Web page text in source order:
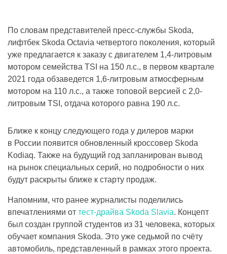
По словам представителей пресс-службы Skoda,
лифтбек Skoda Octavia четвертого поколения, который
уже предлагается к заказу с двигателем 1,4-литровым
мотором семейства TSI на 150 л.с., в первом квартале
2021 года обзаведется 1,6-литровым атмосферным
мотором на 110 л.с., а также топовой версией с 2,0-
литровым TSI, отдача которого равна 190 л.с.
Ближе к концу следующего года у дилеров марки
в России появится обновленный кроссовер Skoda
Kodiaq. Также на будущий год запланирован вывод
на рынок специальных серий, но подробности о них
будут раскрыты ближе к старту продаж.
Напомним, что ранее журналисты поделились
впечатлениями от тест-драйва Skoda Slavia. Концепт
был создан группой студентов из 31 человека, которых
обучает компания Skoda. Это уже седьмой по счёту
автомобиль, представленный в рамках этого проекта.